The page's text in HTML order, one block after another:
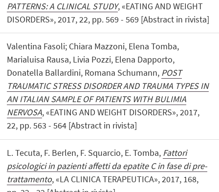
PATTERNS: A CLINICAL STUDY, «EATING AND WEIGHT
DISORDERS», 2017, 22, pp. 569 - 569 [Abstract in rivista]
Valentina Fasoli; Chiara Mazzoni, Elena Tomba,
Marialuisa Rausa, Livia Pozzi, Elena Dapporto,
Donatella Ballardini, Romana Schumann, POST
TRAUMATIC STRESS DISORDER AND TRAUMA TYPES IN
AN ITALIAN SAMPLE OF PATIENTS WITH BULIMIA
NERVOSA, «EATING AND WEIGHT DISORDERS», 2017,
22, pp. 563 - 564 [Abstract in rivista]
L. Tecuta, F. Berlen, F. Squarcio, E. Tomba, Fattori
psicologici in pazienti affetti da epatite C in fase di pre-
trattamento, «LA CLINICA TERAPEUTICA», 2017, 168,